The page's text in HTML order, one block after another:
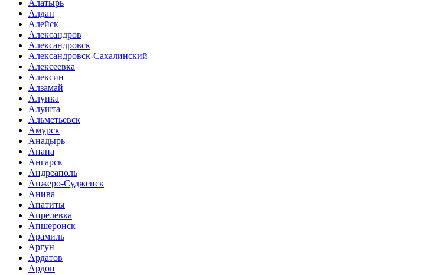
Алатырь
Алдан
Алейск
Александров
Александровск
Александровск-Сахалинский
Алексеевка
Алексин
Алзамай
Алупка
Алушта
Альметьевск
Амурск
Анадырь
Анапа
Ангарск
Андреаполь
Анжеро-Судженск
Анива
Апатиты
Апрелевка
Апшеронск
Арамиль
Аргун
Ардатов
Ардон